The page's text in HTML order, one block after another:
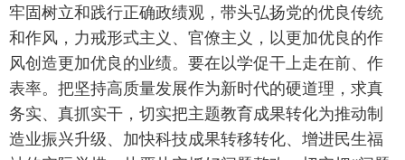
牢固树立和践行正确政绩观，带头弘扬党的优良传统
和作风，力戒形式主义、官僚主义，以更加优良的作
风创造更加优良的业绩。要在以学促干上走在前、作
表率。把坚持高质量发展作为新时代的硬道理，求真
务实、真抓实干，切实把主题教育成果转化为推动制
造业振兴升级、加快科技成果转移转化、增进民生福